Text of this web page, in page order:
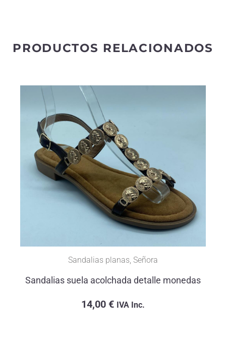
PRODUCTOS RELACIONADOS
Sandalias planas, Señora
Sandalias suela acolchada detalle monedas
14,00 € IVA Inc.